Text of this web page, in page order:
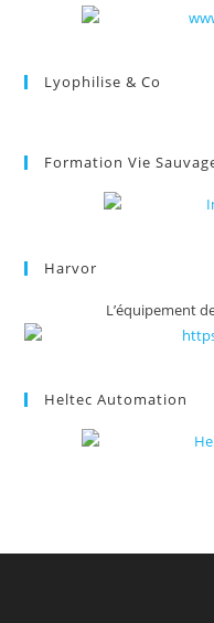
Lyophilise & Co
Formation Vie
Harvor
L’équipement
Heltec Automation